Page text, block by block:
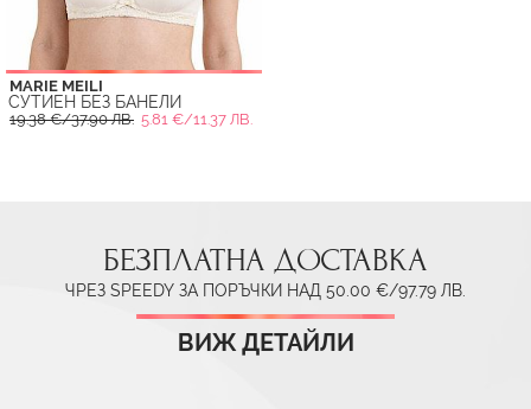
MARIE MEILI
СУТИЕН БЕЗ БАНЕЛИ
19.38 €/37.90 ЛВ. 5.81 €/11.37 ЛВ.
БЕЗПЛАТНА ДОСТАВКА
ЧРЕЗ SPEEDY ЗА ПОРЪЧКИ НАД 50.00 €/97.79 ЛВ.
ВИЖ ДЕТАЙЛИ